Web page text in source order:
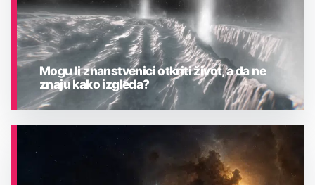
Mogu li znanstvenici otkriti život, a da ne
znaju kako izgleda?